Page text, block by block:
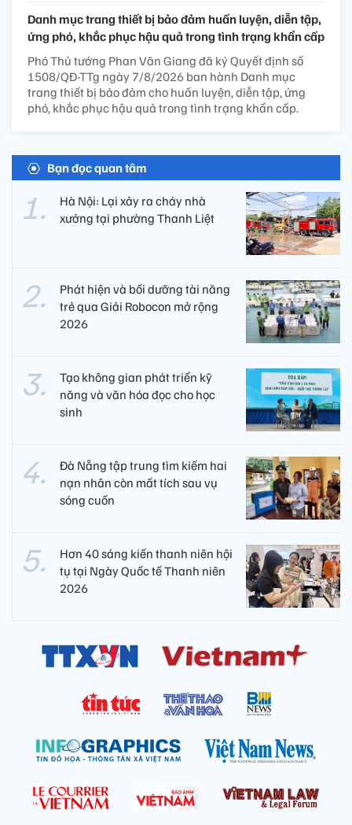
Danh mục trang thiết bị bảo đảm huấn luyện, diễn tập,
ứng phó, khắc phục hậu quả trong tình trạng khẩn cấp
Phó Thủ tướng Phan Văn Giang đã ký Quyết định số
1508/QĐ-TTg ngày 7/8/2026 ban hành Danh mục
trang thiết bị bảo đảm cho huấn luyện, diễn tập, ứng
phó, khắc phục hậu quả trong tình trạng khẩn cấp.
Bạn đọc quan tâm
Hà Nội: Lại xảy ra cháy nhà
xưởng tại phường Thanh Liệt
Phát hiện và bồi dưỡng tài năng
trẻ qua Giải Robocon mở rộng
2026
Tạo không gian phát triển kỹ
năng và văn hóa đọc cho học
sinh
Đà Nẵng tập trung tìm kiếm hai
nạn nhân còn mất tích sau vụ
sóng cuốn
Hơn 40 sáng kiến thanh niên hội
tụ tại Ngày Quốc tế Thanh niên
2026